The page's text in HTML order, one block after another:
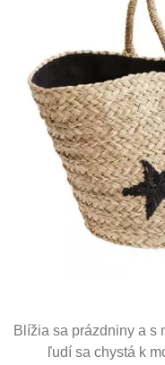
Blížia sa prázdniny a s
ľudí sa chystá k